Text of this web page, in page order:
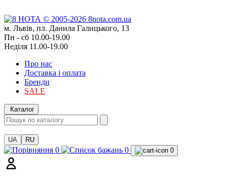
м. Львів, пл. Данила Галицького, 13
Пн - сб 10.00-19.00
Неділя 11.00-19.00
Про нас
Доставка і оплата
Бренди
SALE
Каталог
UA RU
0 0 0